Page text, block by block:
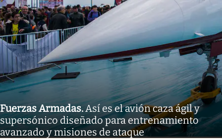
Fuerzas Armadas.Así es el avión caza ágil y
supersónico diseñado para entrenamiento
avanzado y misiones de ataque